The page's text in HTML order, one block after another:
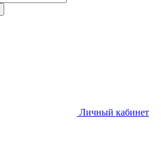
Личный кабинет